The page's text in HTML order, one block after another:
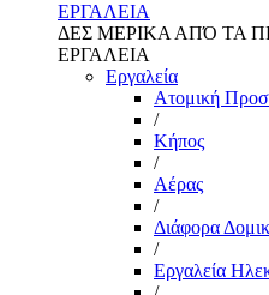
ΕΡΓΑΛΕΙΑ
ΔΕΣ ΜΕΡΙΚΑ ΑΠΌ ΤΑ
ΕΡΓΑΛΕΙΑ
Εργαλεία
Aτομική
/
Kήπος
/
Αέρας
/
Διάφορα
/
Εργαλεία